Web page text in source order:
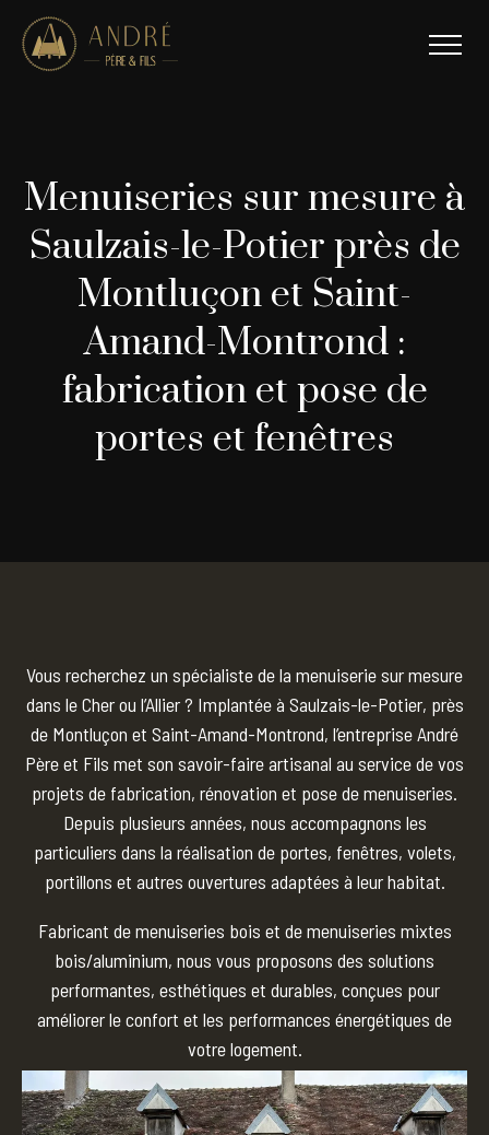
Menuiseries sur mesure à
Saulzais-le-Potier près de
Montluçon et Saint-
Amand-Montrond :
fabrication et pose de
portes et fenêtres
Vous recherchez un spécialiste de la menuiserie sur mesure
dans le Cher ou l’Allier ? Implantée à Saulzais-le-Potier, près
de Montluçon et Saint-Amand-Montrond, l’entreprise André
Père et Fils met son savoir-faire artisanal au service de vos
projets de fabrication, rénovation et pose de menuiseries.
Depuis plusieurs années, nous accompagnons les
particuliers dans la réalisation de portes, fenêtres, volets,
portillons et autres ouvertures adaptées à leur habitat.
Fabricant de menuiseries bois et de menuiseries mixtes
bois/aluminium, nous vous proposons des solutions
performantes, esthétiques et durables, conçues pour
améliorer le confort et les performances énergétiques de
votre logement.